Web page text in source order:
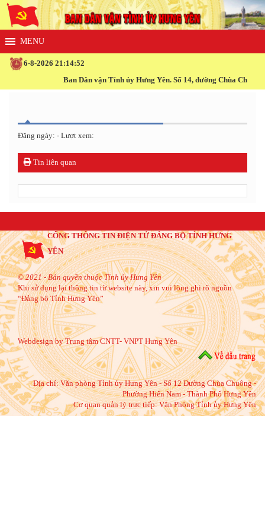
6-8-2026 21:14:52
Ban Dân vận Tỉnh ủy Hưng Yên. Số 14, đường Chùa
Đăng ngày: - Lượt xem:
Tin liên quan
CỔNG THÔNG TIN ĐIỆN TỬ ĐẢNG BỘ TỈNH HƯNG
YÊN
© 2021 - Bản quyền thuộc Tỉnh ủy Hưng Yên
Khi sử dụng lại thông tin từ website này, xin vui lòng ghi rõ nguồn
“Đảng bộ Tỉnh Hưng Yên”
Webdesign by Trung tâm CNTT- VNPT Hưng Yên
Địa chỉ:Văn phòng Tỉnh ủy Hưng Yên - Số 12 Đường Chùa Chuông -
Phường Hiến Nam - Thành Phố Hưng Yên
Cơ quan quản lý trực tiếp: Văn Phòng Tỉnh ủy Hưng Yên